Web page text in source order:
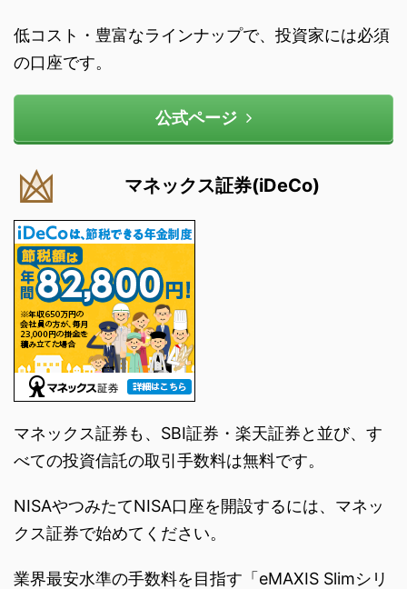
低コスト・豊富なラインナップで、投資家には必須
の口座です。
公式ページ
マネックス証券(iDeCo)
マネックス証券も、SBI証券・楽天証券と並び、す
べての投資信託の取引手数料は無料です。
NISAやつみたてNISA口座を開設するには、マネッ
クス証券で始めてください。
業界最安水準の手数料を目指す「eMAXIS Slimシリ